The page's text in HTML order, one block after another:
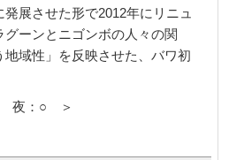
発展させた形で2012年にリニュ
ーンとニゴンボの人々の関
域性」を反映させた、バワ初
夜：○ ＞